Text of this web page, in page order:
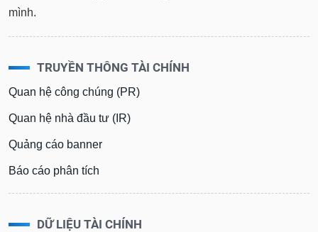
mình.
TRUYỀN THÔNG TÀI CHÍNH
Quan hệ công chúng (PR)
Quan hệ nhà đầu tư (IR)
Quảng cáo banner
Báo cáo phân tích
DỮ LIỆU TÀI CHÍNH